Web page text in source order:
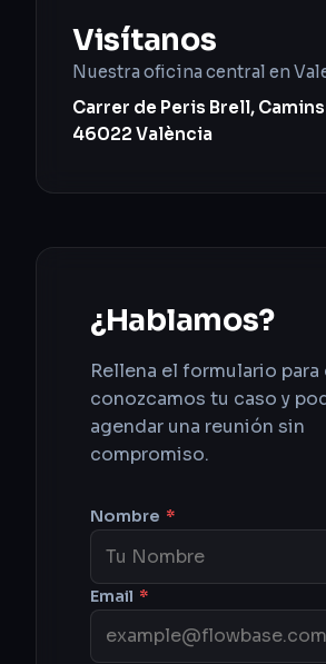
Visítanos
Nuestra oficina central en
Carrer de Peris Brell, Camins
46022 València
¿Hablamos?
Rellena el formulario para
conozcamos tu caso y
agendar una reunión sin
compromiso.
Nombre *
Email *